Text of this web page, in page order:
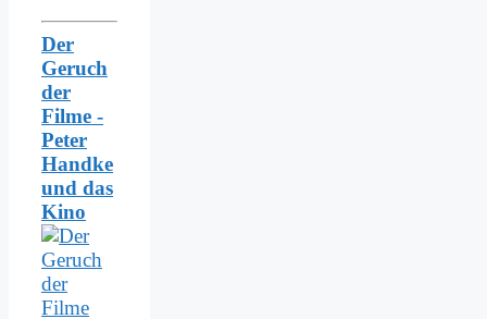
Der
Geruch
der
Filme -
Peter
Handke
und das
Kino